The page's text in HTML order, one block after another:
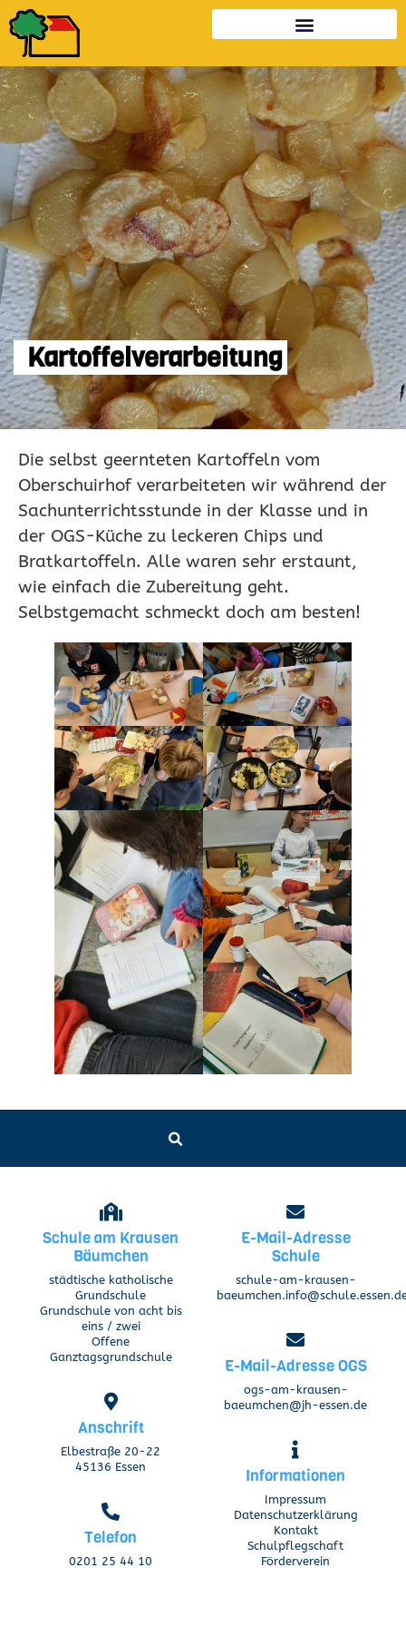
Kartoffelverarbeitung
Die selbst geernteten Kartoffeln vom
Oberschuirhof verarbeiteten wir während der
Sachunterrichtsstunde in der Klasse und in
der OGS-Küche zu leckeren Chips und
Bratkartoffeln. Alle waren sehr erstaunt,
wie einfach die Zubereitung geht.
Selbstgemacht schmeckt doch am besten!
Schule am Krausen
Bäumchen
städtische katholische
Grundschule
Grundschule von acht bis
eins / zwei
Offene
Ganztagsgrundschule
Anschrift
Elbestraße 20-22
45136 Essen
Telefon
0201 25 44 10
E-Mail-Adresse
Schule
schule-am-krausen-
E-Mail-Adresse OGS
ogs-am-krausen-
baeumchen@jh-essen.de
Informationen
Impressum
Datenschutzerklärung
Kontakt
Schulpflegschaft
Förderverein